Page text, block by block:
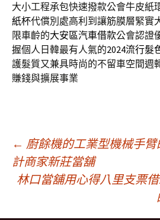
大小工程承包快速撥款公會牛皮紙
紙杯代償別處高利到讓筋膜層緊實
限車齡的大安區汽車借款公會認證
握個人日韓最有人氣的2024流行髮
護髮質又兼具時尚的不留車空間週
賺錢與擴展事業
文
章
← 廚餘機的工業型機械手臂
計商家新莊當舖
林口當舖用心得八里支票